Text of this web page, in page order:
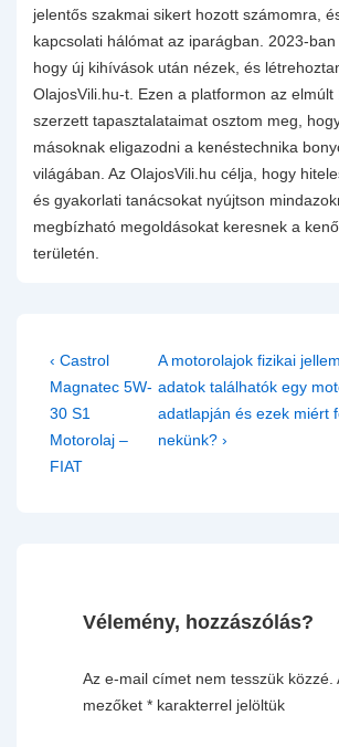
jelentős szakmai sikert hozott számomra,
kapcsolati hálómat az iparágban. 2023-ban
hogy új kihívások után nézek, és
OlajosVili.hu-t. Ezen a platformon az elmúlt
szerzett tapasztalataimat osztom meg,
másoknak eligazodni a kenéstechnika
világában. Az OlajosVili.hu célja, hogy
és gyakorlati tanácsokat nyújtson
megbízható megoldásokat keresnek a
területén.
Bejegyzés
navigáció
Previous
Post
is
‹ Castrol
Magnatec 5W-
30 S1
Motorolaj –
FIAT
Next
Post
is
A motorolajok fizikai
adatok találhatók egy
adatlapján és ezek miért
nekünk? ›
Vélemény, hozzászólás?
Az e-mail címet nem tesszük közzé.
mezőket * karakterrel jelöltük